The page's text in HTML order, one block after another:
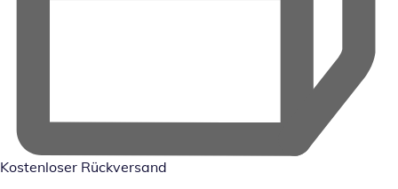
Kostenloser Rückversand